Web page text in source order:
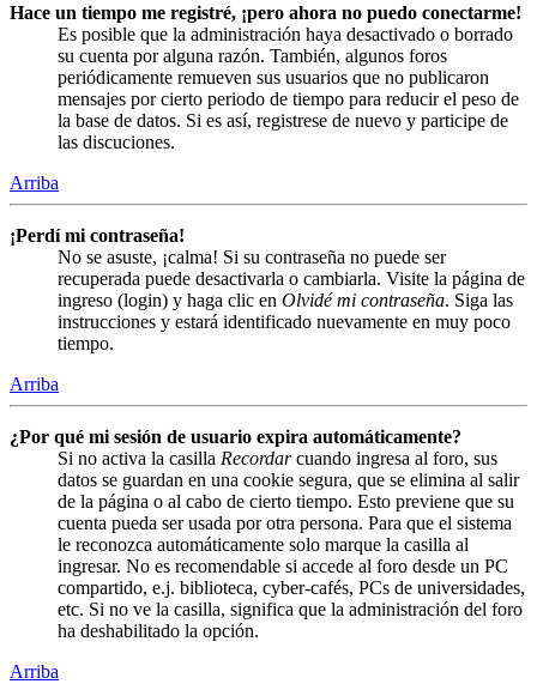
Hace un tiempo me registré, ¡pero ahora no puedo conectarme!
Es posible que la administración haya desactivado o borrado
su cuenta por alguna razón. También, algunos foros
periódicamente remueven sus usuarios que no publicaron
mensajes por cierto periodo de tiempo para reducir el peso de
la base de datos. Si es así, registrese de nuevo y participe de
las discuciones.
Arriba
¡Perdí mi contraseña!
No se asuste, ¡calma! Si su contraseña no puede ser
recuperada puede desactivarla o cambiarla. Visite la página de
ingreso (login) y haga clic en Olvidé mi contraseña. Siga las
instrucciones y estará identificado nuevamente en muy poco
tiempo.
Arriba
¿Por qué mi sesión de usuario expira automáticamente?
Si no activa la casilla Recordarcuando ingresa al foro, sus
datos se guardan en una cookie segura, que se elimina al salir
de la página o al cabo de cierto tiempo. Esto previene que su
cuenta pueda ser usada por otra persona. Para que el sistema
le reconozca automáticamente solo marque la casilla al
ingresar. No es recomendable si accede al foro desde un PC
compartido, e.j. biblioteca, cyber-cafés, PCs de universidades,
etc. Si no ve la casilla, significa que la administración del foro
ha deshabilitado la opción.
Arriba